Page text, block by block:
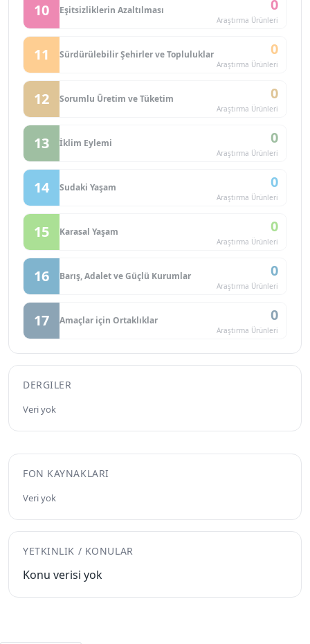
10 Eşitsizliklerin Azaltılması 0
Araştırma Ürünleri
11 Sürdürülebilir Şehirler ve Topluluklar 0
Araştırma Ürünleri
12 Sorumlu Üretim ve Tüketim 0
Araştırma Ürünleri
13 İklim Eylemi 0
Araştırma Ürünleri
14 Sudaki Yaşam 0
Araştırma Ürünleri
15 Karasal Yaşam 0
Araştırma Ürünleri
16 Barış, Adalet ve Güçlü Kurumlar 0
Araştırma Ürünleri
17 Amaçlar için Ortaklıklar 0
Araştırma Ürünleri
DERGILER
Veri yok
FON KAYNAKLARI
Veri yok
YETKINLIK / KONULAR
Konu verisi yok